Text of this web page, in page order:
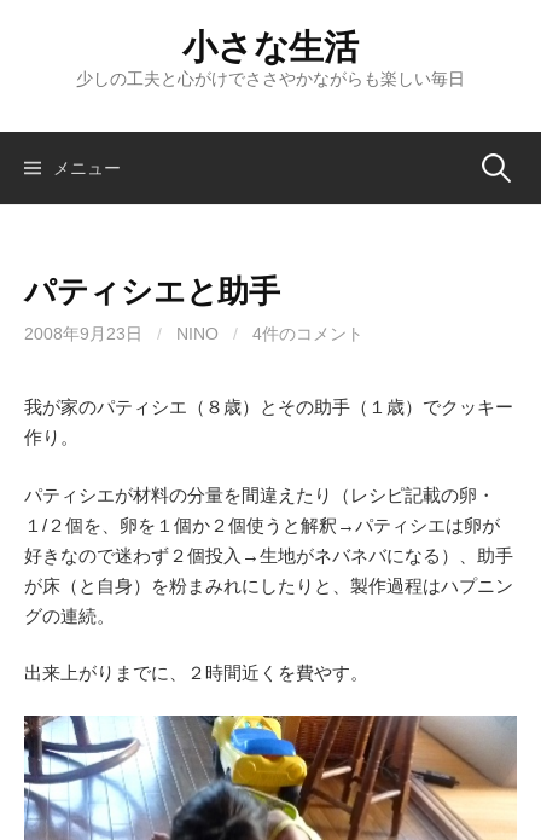
ツ
小さな生活
少しの工夫と心がけでささやかながらも楽しい毎日
メニュー 検
パティシエと助手
2008年9月23日 / NINO / 4件のコメント
我が家のパティシエ（８歳）とその助手（１歳）でクッキー
作り。
パティシエが材料の分量を間違えたり（レシピ記載の卵・
１/２個を、卵を１個か２個使うと解釈→パティシエは卵が
好きなので迷わず２個投入→生地がネバネバになる）、助手
が床（と自身）を粉まみれにしたりと、製作過程はハプニン
グの連続。
出来上がりまでに、２時間近くを費やす。